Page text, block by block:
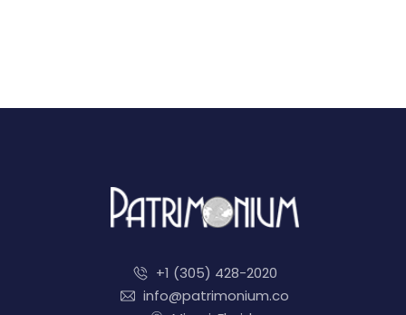
+1 (305) 428-2020
info@patrimonium.co